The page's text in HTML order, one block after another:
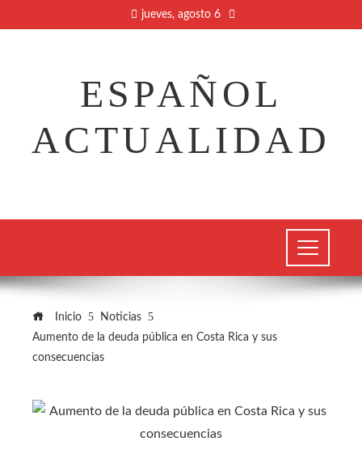
jueves, agosto 6
ESPAÑOL
ACTUALIDAD
Inicio
Noticias
Aumento de la deuda pública en Costa Rica y sus
consecuencias